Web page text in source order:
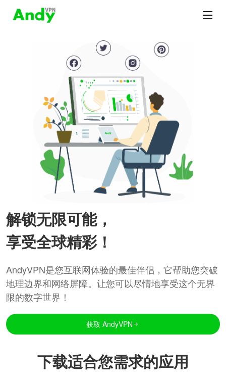
解锁无限可能，
享受全球精彩！
AndyVPN是您互联网体验的最佳伴侣，它帮助您突破
地理边界和网络屏障。让您可以尽情地享受这个无界
限的数字世界！
获取 AndyVPN
下载适合您需求的应用